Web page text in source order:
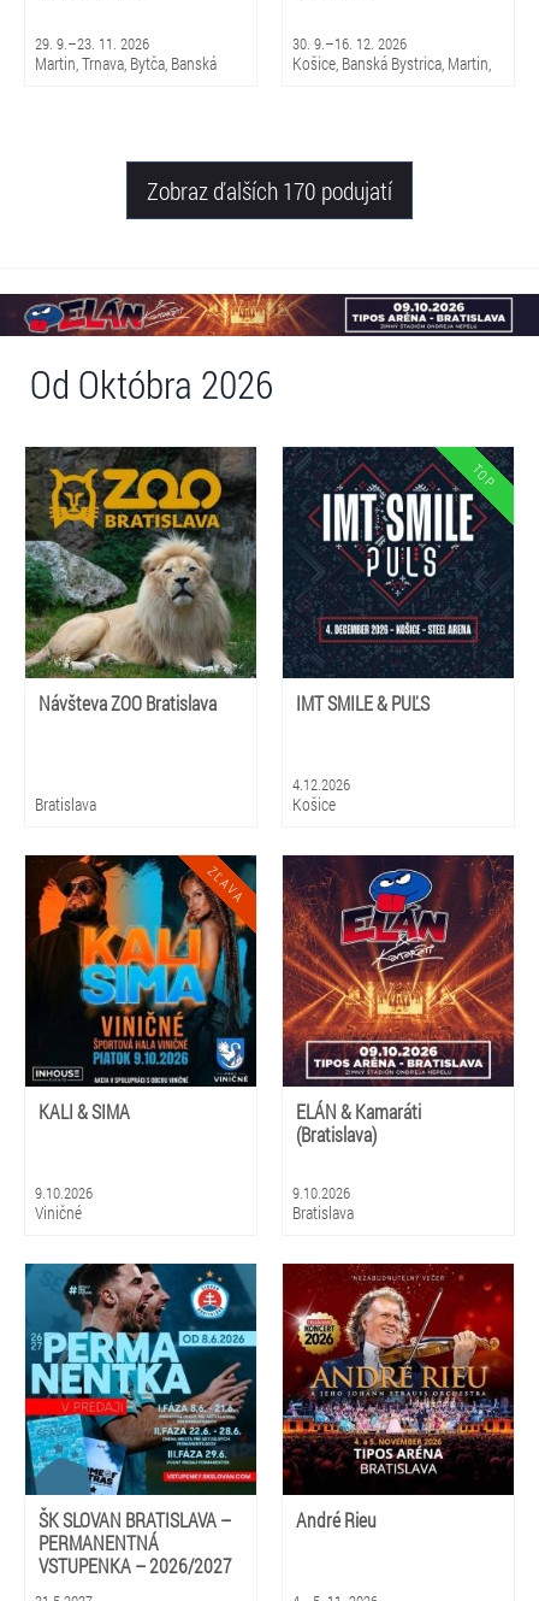
29. 9.–23. 11. 2026
Martin, Trnava, Bytča, Banská
30. 9.–16. 12. 2026
Košice, Banská Bystrica, Martin,
Žilina
Zobraz ďalších 170 podujatí
Od Októbra 2026
Návšteva ZOO Bratislava
Bratislava
IMT SMILE & PUĽS
4.12.2026
Košice
KALI & SIMA
9.10.2026
Viničné
ELÁN & Kamaráti
(Bratislava)
9.10.2026
Bratislava
ŠK SLOVAN BRATISLAVA –
PERMANENTNÁ
VSTUPENKA – 2026/2027
André Rieu